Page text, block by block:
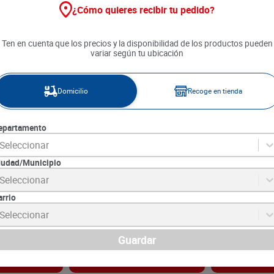
Gillette
Regular x 1
Carbon Active x 4 unds
890
Repusetos
Quattro
$11425.00
¿Cómo quieres recibir tu pedido?
Ten en cuenta que los precios y la disponibilidad de los productos pueden
variar según tu ubicación
Domicilio Recoge en tienda
Seleccionar
Municipio
Seleccionar
Seleccionar
Guardar